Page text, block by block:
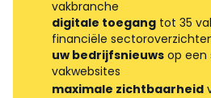
vakbranche
digitale toegang tot 35
financiële
uw bedrijfsnieuws op een
vakwebsites
maximale zichtbaarheid